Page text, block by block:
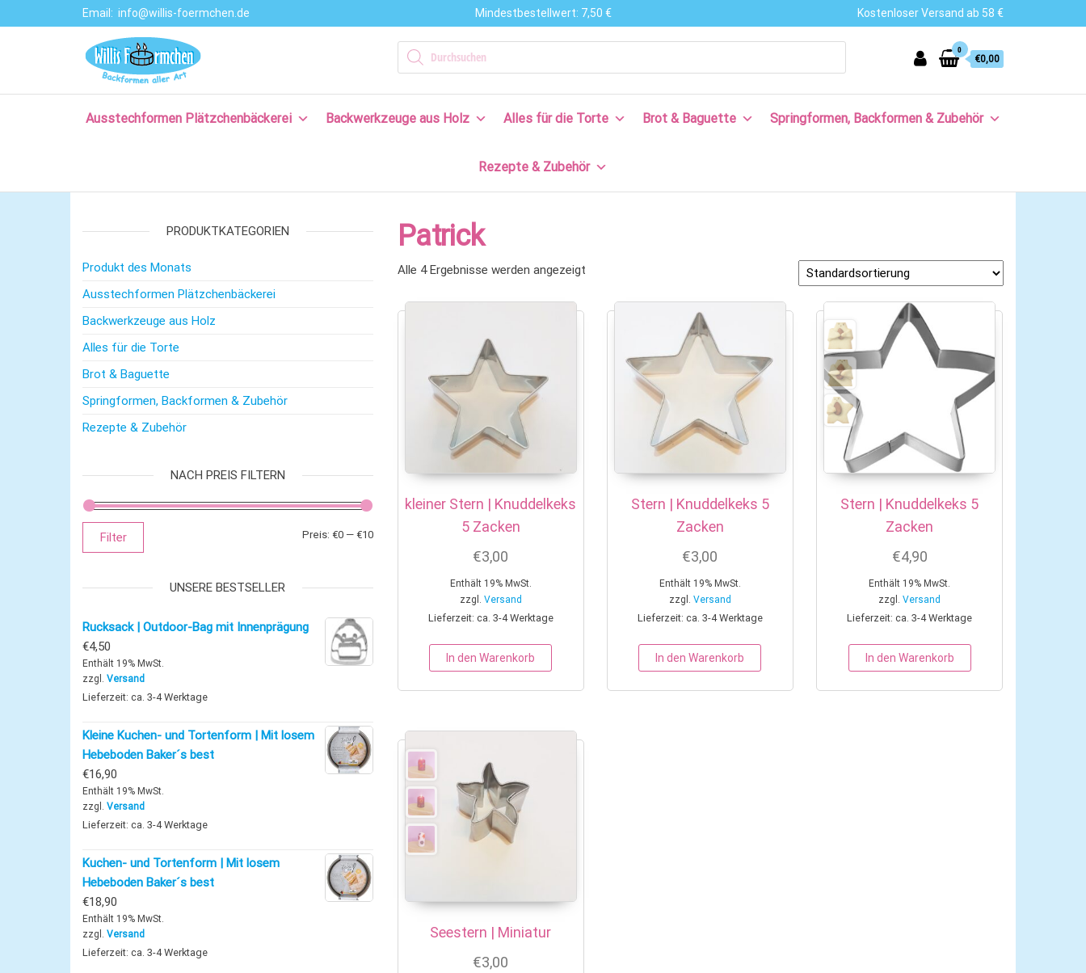
Email: info@willis-foermchen.de Mindestbestellwert: 7,50 € Kostenloser Versand ab 58 €
Ausstechformen
– Backformen
Große Auswahl
an
mit Rezepten
Products search
0
€0,00
Ausstechformen Plätzchenbäckerei Backwerkzeuge aus Holz Alles für die Torte Brot & Baguette Springformen, Backformen & Zubehör
Rezepte & Zubehör
Patrick
Alle 4 Ergebnisse werden angezeigt
kleiner Stern | Knuddelkeks
5 Zacken
€3,00
Enthält 19% MwSt.
zzgl. Versand
Lieferzeit: ca. 3-4 Werktage
In den Warenkorb
Stern | Knuddelkeks 5
Zacken
€3,00
Enthält 19% MwSt.
zzgl. Versand
Lieferzeit: ca. 3-4 Werktage
In den Warenkorb
Stern | Knuddelkeks 5
Zacken
€4,90
Enthält 19% MwSt.
zzgl.Versand
Lieferzeit: ca. 3-4 Werktage
In den Warenkorb
Seestern | Miniatur
€3,00
PRODUKTKATEGORIEN
Produkt des Monats
Ausstechformen Plätzchenbäckerei
Backwerkzeuge aus Holz
Alles für die Torte
Brot & Baguette
Springformen, Backformen & Zubehör
Rezepte & Zubehör
NACH PREIS FILTERN
Min. Preis
Max. Preis
Filter Preis: €0— €10
UNSERE BESTSELLER
Rucksack | Outdoor-Bag mit Innenprägung
€4,50
Enthält 19% MwSt.
zzgl. Versand
Lieferzeit: ca. 3-4 Werktage
Kleine Kuchen- und Tortenform | Mit losem
Hebeboden Baker´s best
€16,90
Enthält 19% MwSt.
zzgl. Versand
Lieferzeit: ca. 3-4 Werktage
Kuchen- und Tortenform | Mit losem
Hebeboden Baker´s best
€18,90
Enthält 19% MwSt.
zzgl. Versand
Lieferzeit: ca. 3-4 Werktage